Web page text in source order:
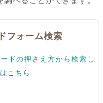
フォーム検索
ドの押さえ方から検索し
こちら